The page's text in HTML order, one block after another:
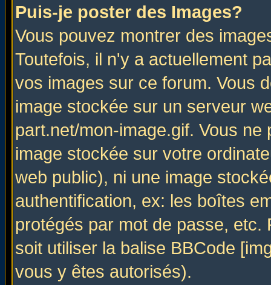
Puis-je poster des Images?
Vous pouvez montrer des
Toutefois, il n'y a actuellement
vos images sur ce forum. Vous
image stockée sur un serveur
part.net/mon-image.gif. Vous
image stockée sur votre
web public), ni une image
authentification, ex: les boîtes
protégés par mot de passe,
soit utiliser la balise BBCode
vous y êtes autorisés).